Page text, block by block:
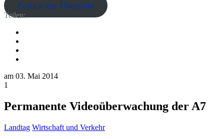
Zurück zur Übersicht
Teilen:
am 03. Mai 2014
1
Permanente Videoüberwachung der A7
Landtag Wirtschaft und Verkehr